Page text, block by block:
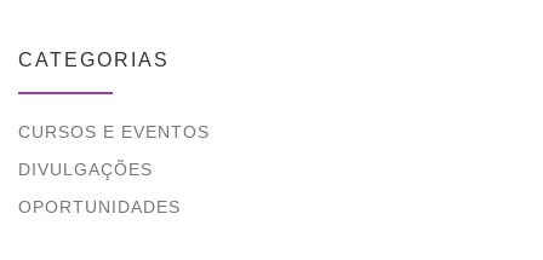
CATEGORIAS
CURSOS E EVENTOS
DIVULGAÇÕES
OPORTUNIDADES